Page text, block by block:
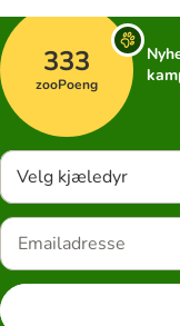
333
zooPoeng
Velg kjæledyr